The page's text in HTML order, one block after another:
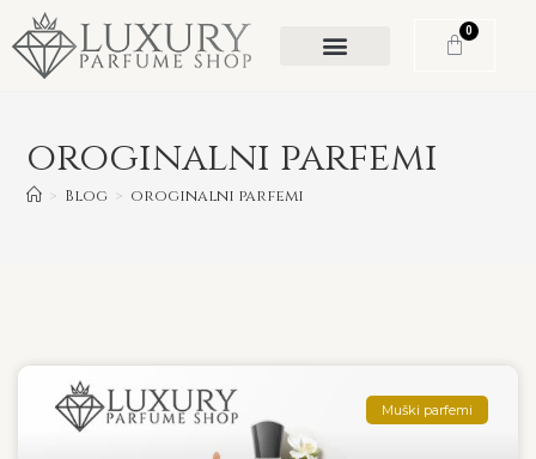
0
oroginalni parfemi
> Blog > oroginalni parfemi
Muški parfemi